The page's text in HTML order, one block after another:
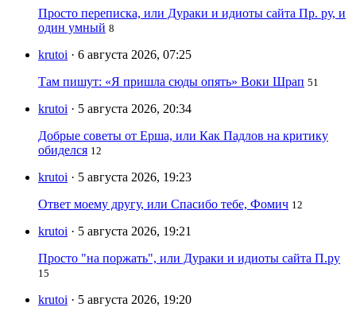
Просто переписка, или Дураки и идиоты сайта Пр. ру, и
один умный 8
krutoi · 6 августа 2026, 07:25
Там пишут: «Я пришла сюды опять» Воки Шрап 51
krutoi · 5 августа 2026, 20:34
Добрые советы от Ерша, или Как Падлов на критику
обиделся 12
krutoi · 5 августа 2026, 19:23
Ответ моему другу, или Спасибо тебе, Фомич 12
krutoi · 5 августа 2026, 19:21
Просто "на поржать", или Дураки и идиоты сайта П.ру
15
krutoi · 5 августа 2026, 19:20